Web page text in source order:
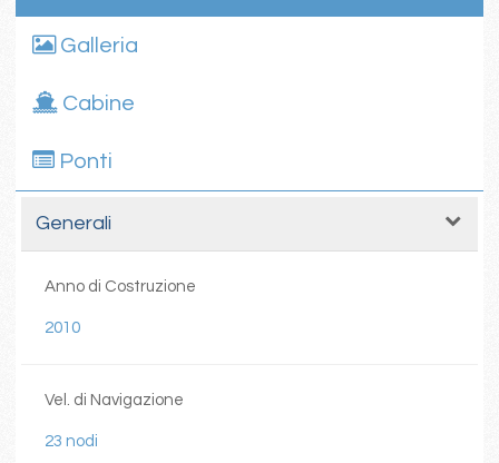
Galleria
Cabine
Ponti
Generali
Anno di Costruzione
2010
Vel. di Navigazione
23 nodi